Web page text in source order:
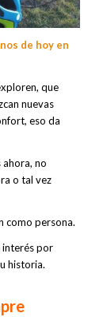
4 5 6 7 8
de hoy en
que
nuevas
eso da
no
o tal vez
como persona.
interés por
historia.